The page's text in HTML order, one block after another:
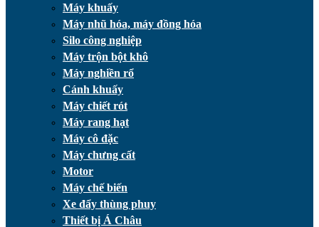
Máy khuấy
Máy nhũ hóa, máy đồng hóa
Silo công nghiệp
Máy trộn bột khô
Máy nghiền rổ
Cánh khuấy
Máy chiết rót
Máy rang hạt
Máy cô đặc
Máy chưng cất
Motor
Máy chế biến
Xe đẩy thùng phuy
Thiết bị Á Châu